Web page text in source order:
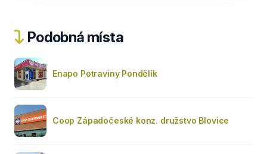
Podobná místa
Enapo Potraviny Pondělík
Coop Západočeské konz. družstvo Blovice